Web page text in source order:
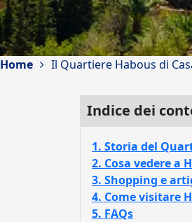
Home Il Quartiere Habous di
Indice dei
1. Storia del
2. Cosa vedere a
3. Shopping e
4. Come visitare
5. FAQs